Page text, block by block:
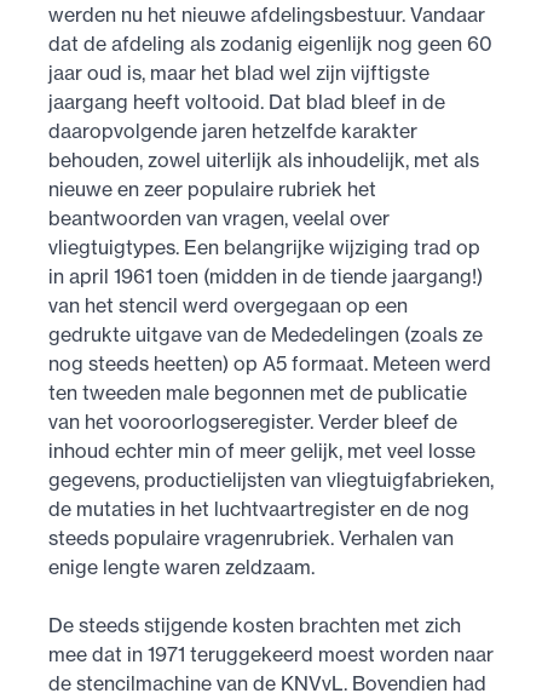
werden nu het nieuwe afdelingsbestuur. Vandaar
dat de afdeling als zodanig eigenlijk nog geen 60
jaar oud is, maar het blad wel zijn vijftigste
jaargang heeft voltooid. Dat blad bleef in de
daaropvolgende jaren hetzelfde karakter
behouden, zowel uiterlijk als inhoudelijk, met als
nieuwe en zeer populaire rubriek het
beantwoorden van vragen, veelal over
vliegtuigtypes. Een belangrijke wijziging trad op
in april 1961 toen (midden in de tiende jaargang!)
van het stencil werd overgegaan op een
gedrukte uitgave van de Mededelingen (zoals ze
nog steeds heetten) op A5 formaat. Meteen werd
ten tweeden male begonnen met de publicatie
van het vooroorlogseregister. Verder bleef de
inhoud echter min of meer gelijk, met veel losse
gegevens, productielijsten van vliegtuig­fabrieken,
de mutaties in het luchtvaart­register en de nog
steeds populaire vragenrubriek. Verhalen van
enige lengte waren zeldzaam.
De steeds stijgende kosten brachten met zich
mee dat in 1971 teruggekeerd moest worden naar
de stencilmachine van de KNVvL. Bovendien had